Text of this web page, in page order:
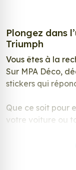
Plongez dans
Triumph
Vous êtes à la
Sur MPA Déco,
stickers qui
Que ce soit pour
votre voiture ou
Créez une